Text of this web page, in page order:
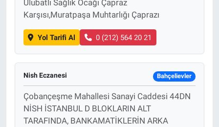
Ulubatlı Sağlık Ocağı Çapraz
Karşısı,Muratpaşa Muhtarlığı Çaprazı
Yol Tarifi Al 0 (212) 564 20 21
Nish Eczanesi Bahçelievler
Çobançeşme Mahallesi Sanayi Caddesi 44DN
NİSH İSTANBUL D BLOKLARIN ALT
TARAFINDA, BANKAMATİKLERİN ARKA